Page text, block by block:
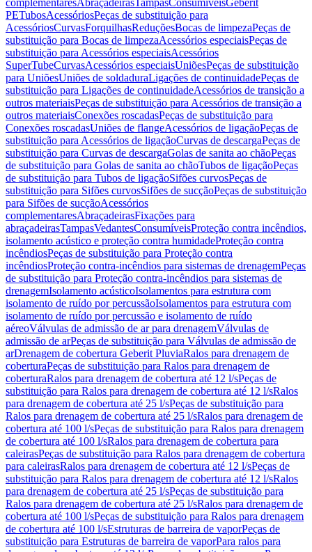
complementaresAbraçadeirasTampasConsumíveisGeberit
PETubosAcessóriosPeças de substituição para
AcessóriosCurvasForquilhasReduçõesBocas de limpezaPeças de
substituição para Bocas de limpezaAcessórios especiaisPeças de
substituição para Acessórios especiaisAcessórios
SuperTubeCurvasAcessórios especiaisUniõesPeças de substituição
para UniõesUniões de soldaduraLigações de continuidadePeças de
substituição para Ligações de continuidadeAcessórios de transição a
outros materiaisPeças de substituição para Acessórios de transição a
outros materiaisConexões roscadasPeças de substituição para
Conexões roscadasUniões de flangeAcessórios de ligaçãoPeças de
substituição para Acessórios de ligaçãoCurvas de descargaPeças de
substituição para Curvas de descargaGolas de sanita ao chãoPeças
de substituição para Golas de sanita ao chãoTubos de ligaçãoPeças
de substituição para Tubos de ligaçãoSifões curvosPeças de
substituição para Sifões curvosSifões de sucçãoPeças de substituição
para Sifões de sucçãoAcessórios
complementaresAbraçadeirasFixações para
abraçadeirasTampasVedantesConsumíveisProteção contra incêndios,
isolamento acústico e proteção contra humidadeProteção contra
incêndiosPeças de substituição para Proteção contra
incêndiosProteção contra-incêndios para sistemas de drenagemPeças
de substituição para Proteção contra-incêndios para sistemas de
drenagemIsolamento acústicoIsolamentos para estrutura com
isolamento de ruído por percussãoIsolamentos para estrutura com
isolamento de ruído por percussão e isolamento de ruído
aéreoVálvulas de admissão de ar para drenagemVálvulas de
admissão de arPeças de substituição para Válvulas de admissão de
arDrenagem de cobertura Geberit PluviaRalos para drenagem de
coberturaPeças de substituição para Ralos para drenagem de
coberturaRalos para drenagem de cobertura até 12 l/sPeças de
substituição para Ralos para drenagem de cobertura até 12 l/sRalos
para drenagem de cobertura até 25 l/sPeças de substituição para
Ralos para drenagem de cobertura até 25 l/sRalos para drenagem de
cobertura até 100 l/sPeças de substituição para Ralos para drenagem
de cobertura até 100 l/sRalos para drenagem de cobertura para
caleirasPeças de substituição para Ralos para drenagem de cobertura
para caleirasRalos para drenagem de cobertura até 12 l/sPeças de
substituição para Ralos para drenagem de cobertura até 12 l/sRalos
para drenagem de cobertura até 25 l/sPeças de substituição para
Ralos para drenagem de cobertura até 25 l/sRalos para drenagem de
cobertura até 100 l/sPeças de substituição para Ralos para drenagem
de cobertura até 100 l/sEstruturas de barreira de vaporPeças de
substituição para Estruturas de barreira de vaporPara ralos para